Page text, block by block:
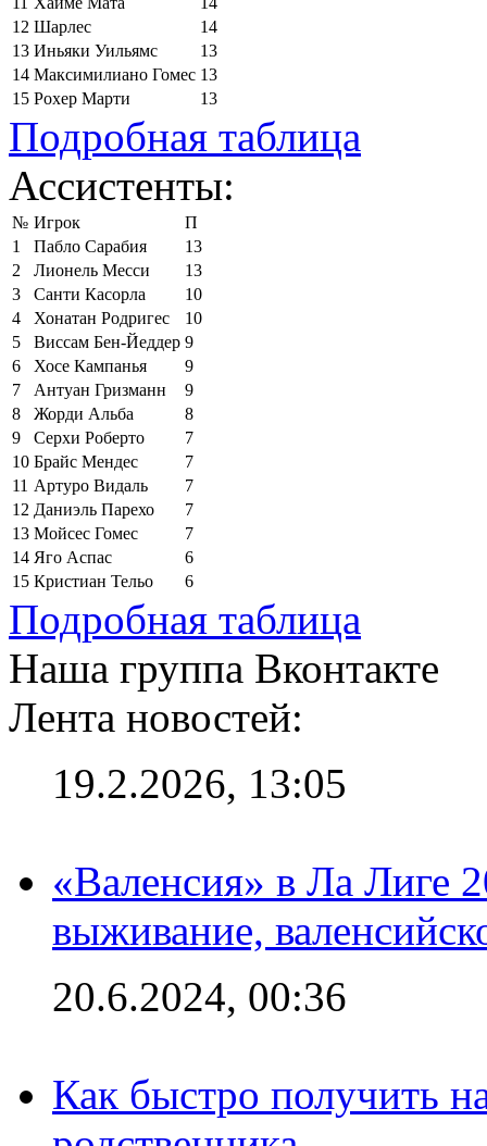
12 Шарлес
14
13 Иньяки Уильямс
13
14 Максимилиано Гомес 13
15 Рохер Марти 13
Подробная таблица
Ассистенты:
№ Игрок
П
1
Пабло Сарабия
13
2
Лионель Месси
13
3
Санти Касорла
10
4
Хонатан Родригес
10
5
Виссам Бен-Йеддер 9
6
Хосе Кампанья
9
7
Антуан Гризманн
9
8
Жорди Альба
8
9
Серхи Роберто
7
10 Брайс Мендес
7
11 Артуро Видаль
7
12 Даниэль Парехо
7
13 Мойсес Гомес
7
14 Яго Аспас
6
15 Кристиан Тельо 6
Подробная таблица
Наша группа Вконтакте
Лента новостей:
19.2.2026, 13:05
«Валенсия» в Ла Лиге
выживание,
20.6.2024, 00:36
Как быстро получить